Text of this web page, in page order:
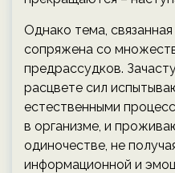
Однако тема,
сопряжена со
предрассудков.
расцвете сил
естественными
в организме, и
одиночестве, не
информационной и